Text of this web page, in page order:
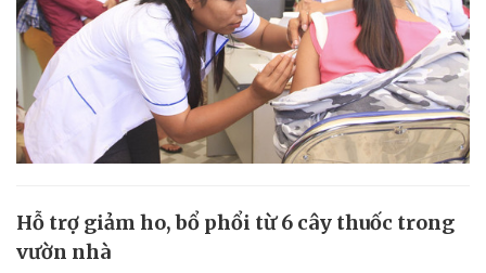
Hỗ trợ giảm ho, bổ phổi từ 6 cây thuốc trong
vườn nhà